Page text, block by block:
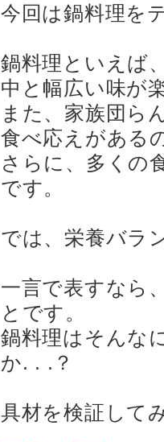
今回は鍋料理を
鍋料理といえば
中と幅広い味が
また、家族団ら
食べ応えがある
さらに、多くの
です。
では、栄養バラ
一言で表すなら
とです。
鍋料理はそんな
か. . .？
具材を検証して